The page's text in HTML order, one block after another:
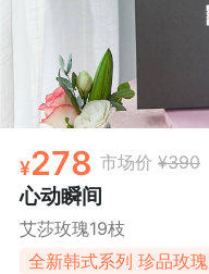
278 市场价 ¥390
心动瞬间
艾莎玫瑰19枝
全新韩式系列 珍品玫瑰